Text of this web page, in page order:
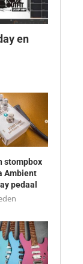
en
stompbox
Ambient
pedaal